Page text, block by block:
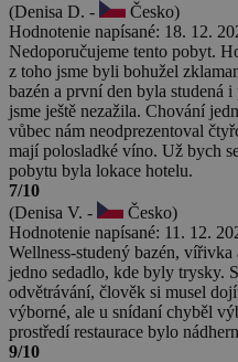
(Denisa D. -
Česko)
Hodnotenie napísané: 18. 12.
Nedoporučujeme tento pobyt.
z toho jsme byli bohužel
bazén a první den byla studená
jsme ještě nezažila. Chování
vůbec nám neodprezentoval
mají polosladké víno. Už bych
pobytu byla lokace hotelu.
7/10
(Denisa V. -
Česko)
Hodnotenie napísané: 11. 12.
Wellness-studený bazén,
jedno sedadlo, kde byly trysky.
odvětrávání, člověk si musel
výborné, ale u snídaní chyběl
prostředí restaurace bylo
9/10